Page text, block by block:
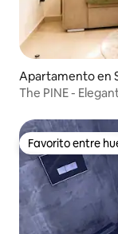
Apartamento en
The PINE -
Favorito entre
Favorito entre